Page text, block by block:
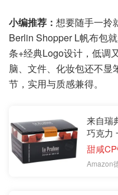
小编推荐： 想要随手一拎
Berlin Shopper L帆布包
条+经典Logo设计，低调
脑、文件、化妆包还不显
节，实用与质感兼得。
来自瑞
巧克力
甜咸
Amazon